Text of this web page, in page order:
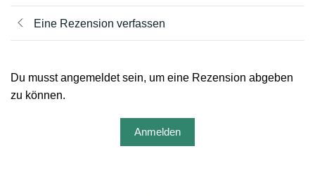
Eine Rezension verfassen
Du musst angemeldet sein, um eine Rezension abgeben
zu können.
Anmelden